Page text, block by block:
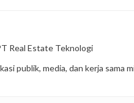
Real Estate Teknologi
publik, media, dan kerja sama